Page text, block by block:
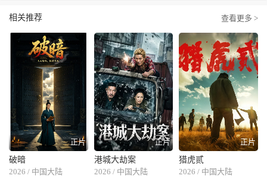
相关推荐 查看更多 >
正片
破暗
2026 / 中国大陆
正片
港城大劫案
2026 / 中国大陆
正片
猎虎贰
2026 / 中国大陆